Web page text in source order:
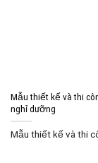
Mẫu thiết kế và thi
nghỉ dưỡng
Mẫu thiết kế và thi